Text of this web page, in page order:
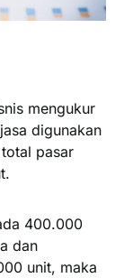
mengukur
digunakan
pasar
400.000
dan
unit, maka